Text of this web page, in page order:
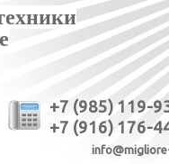
+7 (985) 119-
+7 (916) 176-